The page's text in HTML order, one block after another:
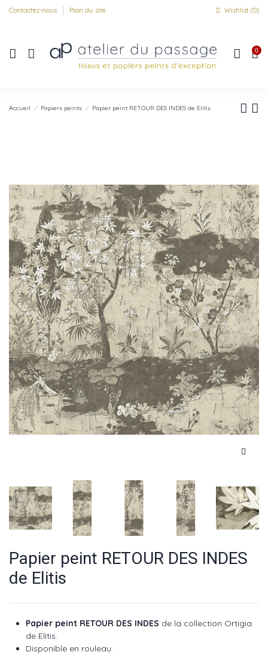
Contactez-nous Plan du site Wishlist (0)
0
Accueil Papiers peints Papier peint RETOUR DES INDES de Elitis
Papier peint RETOUR DES INDES
de Elitis
Papier peint RETOUR DES INDES de la collection Ortigia
de Elitis.
Disponible en rouleau.